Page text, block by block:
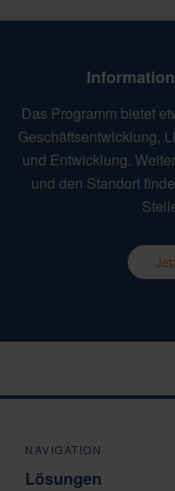
Das Programm bietet
Geschäftsentwicklung,
und Entwicklung.
und den Standort
NAVIGATION
Lösungen